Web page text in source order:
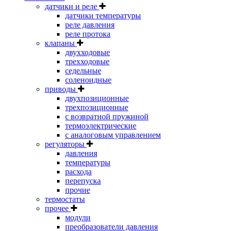
датчики и реле
датчики температуры
реле давления
реле протока
клапаны
двухходовые
трехходовые
седельные
соленоидные
приводы
двухпозиционные
трехпозиционные
с возвратной пружиной
термоэлектрические
с аналоговым управлением
регуляторы
давления
температуры
расхода
перепуска
прочие
термостаты
прочее
модули
преобразователи давления